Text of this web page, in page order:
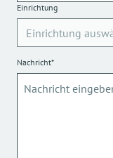
Einrichtung
Nachricht*